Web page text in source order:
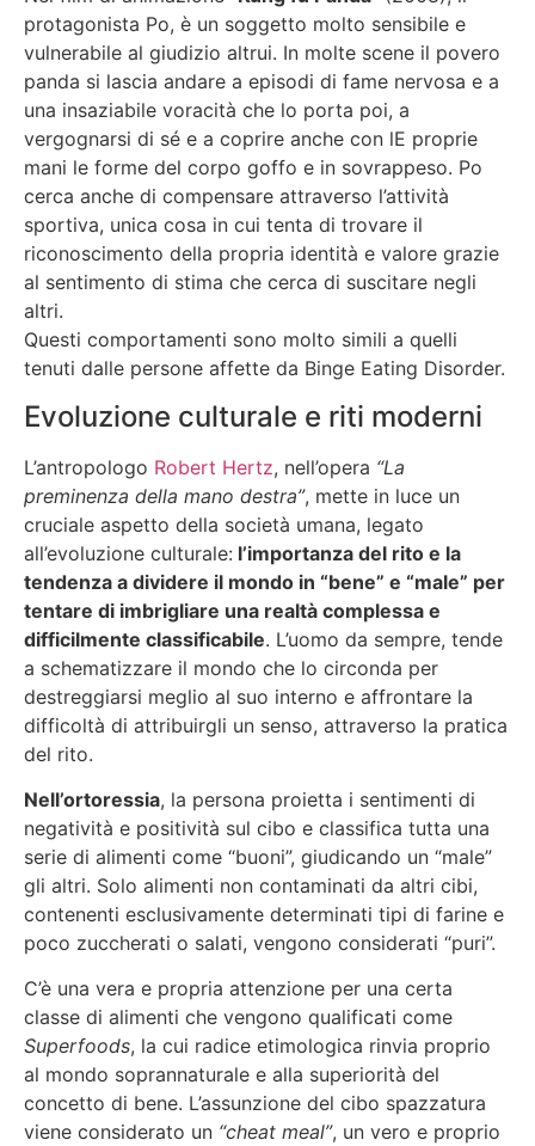
protagonista Po, è un soggetto molto sensibile e
vulnerabile al giudizio altrui. In molte scene il povero
panda si lascia andare a episodi di fame nervosa e a
una insaziabile voracità che lo porta poi, a
vergognarsi di sé e a coprire anche con lE proprie
mani le forme del corpo goffo e in sovrappeso. Po
cerca anche di compensare attraverso l’attività
sportiva, unica cosa in cui tenta di trovare il
riconoscimento della propria identità e valore grazie
al sentimento di stima che cerca di suscitare negli
altri.
Questi comportamenti sono molto simili a quelli
tenuti dalle persone affette da Binge Eating Disorder.
Evoluzione culturale e riti moderni
L’antropologo Robert Hertz, nell’opera “La
preminenza della mano destra”, mette in luce un
cruciale aspetto della società umana, legato
all’evoluzione culturale: l’importanza del rito e la
tendenza a dividere il mondo in “bene” e “male” per
tentare di imbrigliare una realtà complessa e
difficilmente classificabile. L’uomo da sempre, tende
a schematizzare il mondo che lo circonda per
destreggiarsi meglio al suo interno e affrontare la
difficoltà di attribuirgli un senso, attraverso la pratica
del rito.
Nell’ortoressia, la persona proietta i sentimenti di
negatività e positività sul cibo e classifica tutta una
serie di alimenti come “buoni”, giudicando un “male”
gli altri. Solo alimenti non contaminati da altri cibi,
contenenti esclusivamente determinati tipi di farine e
poco zuccherati o salati, vengono considerati “puri”.
C’è una vera e propria attenzione per una certa
classe di alimenti che vengono qualificati come
Superfoods, la cui radice etimologica rinvia proprio
al mondo soprannaturale e alla superiorità del
concetto di bene. L’assunzione del cibo spazzatura
viene considerato un “cheat meal”, un vero e proprio